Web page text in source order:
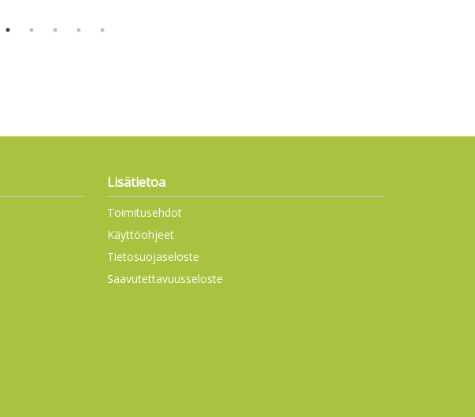
Lisätietoa
Toimitusehdot
Käyttöohjeet
Tietosuojaseloste
Saavutettavuusseloste